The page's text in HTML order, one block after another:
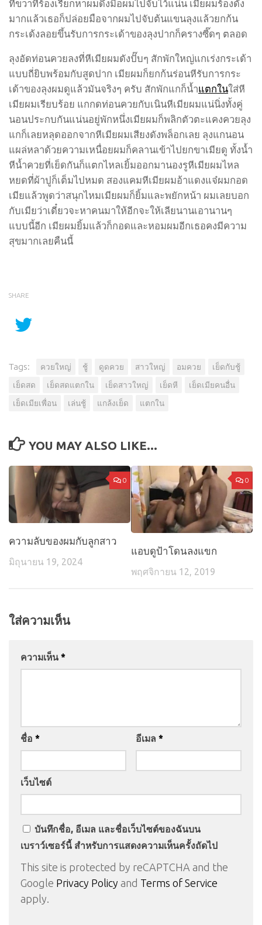
ทีขวาทีร้องเรียกหาผมดึงมือผมไปจับไว้แน่น เมียผมร้องดัง
มากแล้วเธอก็ปล่อยมือจากผมไปจับต้นแขนลุงแล้วยกก้น
กระเด้งลอยขึ้นรับการกระเด้าของลุงปากก็ครางซี๊ดๆ ตลอด
ลุงอัดท่อนควยลงที่หีเมียผมดังปั๊บๆ สักพักใหญ่แกเร่งกระเด้า
แบบถี่ยิบพร้อมกับสูดปาก เมียผมก็ยกก้นร่อนหีรับการกระ
เด้าของลุงผมดูแล้วมันจริงๆ ครับ สักพักแกก็น้ำแตกในใส่หี
เมียผมเรียบร้อย แกกดท่อนควยกับเนินหีเมียผมแน่นิ่งทั้งคู่
นอนประกบกันแน่นอยู่พักหนึ่งเมียผมก็พลิกตัวตะแคงควยลุง
แกก็เลยหลุดออกจากหีเมียผมเสียงดังพล็อกเลย ลุงแกนอน
แผล่หลาด้วยความเหนื่อยผมก็คลานเข้าไปยกขาเมียดู ทั้งน้ำ
หีน้ำควยที่เย็ดกันก็แตกไหลเยิ้มออกมานองรูหีเมียผมไหล
หยดที่ผ้าปูก็เต็มไปหมด สองแคมหีเมียผมอ้าแดงแจ๋ผมกอด
เมียแล้วพูดว่าสนุกไหมเมียผมก็ยิ้มและพยักหน้า ผมเลยบอก
กับเมียว่าเดี๋ยวจะหาคนมาให้อีกจะให้เลียนานเอานานๆ
แบบนี้อีก เมียผมยิ้มแล้วก็กอดและหอมผมอีกเธอคงมีความ
สุขมากเลยคืนนี้
SHARE
Tags: ควยใหญ่ ชู้ ดูดควย สาวใหญ่ อมควย
เย็ดกับชู้
เย็ดสด
เย็ดสดแตกใน เย็ดสาวใหญ่ เย็ดหี
เย็ดเมียคนอื่น
เย็ดเมียเพื่อน
เล่นชู้ แกล้งเย็ด แตกใน
YOU MAY ALSO LIKE...
0
ความลับของผมกับลูกสาว
มิถุนายน 19, 2024
0
แอบดูป้าโดนลงแขก
พฤศจิกายน 12, 2019
ใส่ความเห็น
ความเห็น *
ชื่อ * อีเมล *
เว็บไซต์
บันทึกชื่อ, อีเมล และชื่อเว็บไซต์ของฉันบน
เบราว์เซอร์นี้ สำหรับการแสดงความเห็นครั้งถัดไป
This site is protected by reCAPTCHA and the
Google Privacy Policy and Terms of Service
apply.